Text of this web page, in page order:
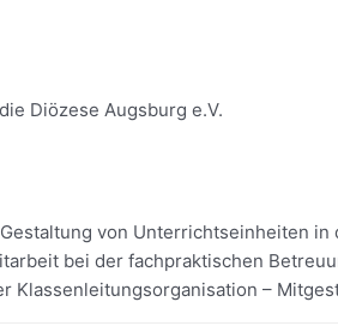
Diözese Augsburg e.V.
von Unterrichtseinheiten
bei der fachpraktischen
Klassenleitungsorganisation –